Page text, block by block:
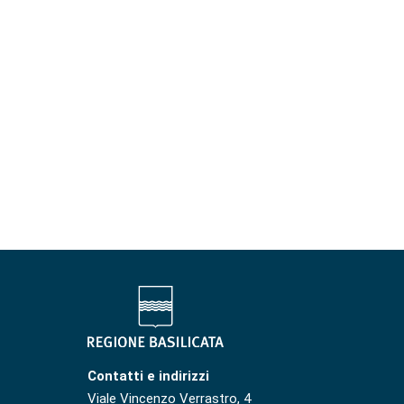
Contatti e indirizzi
Viale Vincenzo Verrastro, 4